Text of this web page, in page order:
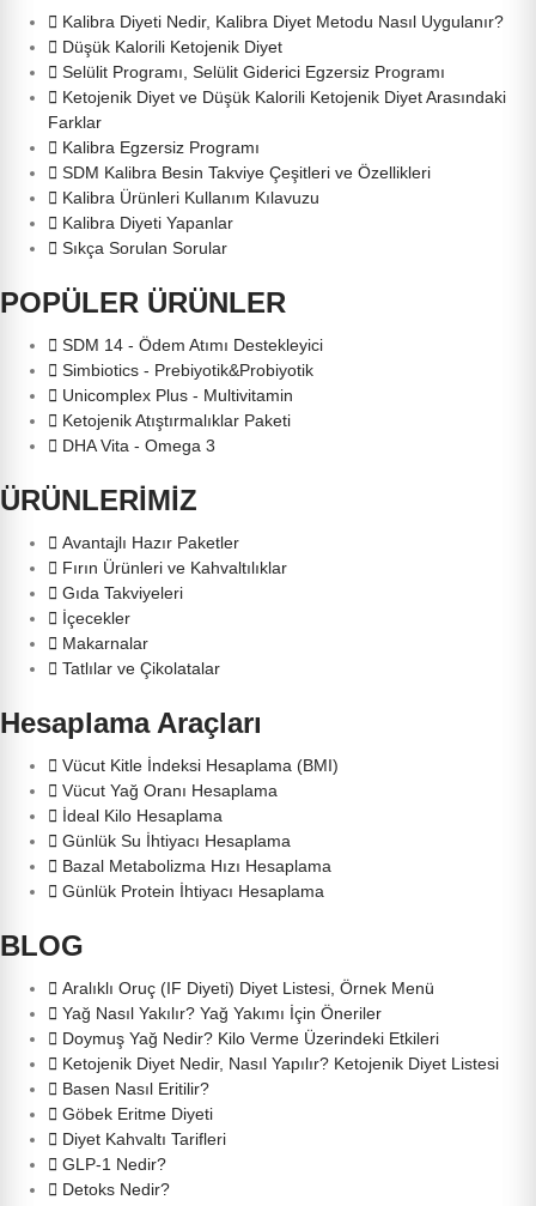
Kalibra Diyeti Nedir, Kalibra Diyet Metodu Nasıl Uygulanır?
Düşük Kalorili Ketojenik Diyet
Selülit Programı, Selülit Giderici Egzersiz Programı
Ketojenik Diyet ve Düşük Kalorili Ketojenik Diyet Arasındaki
Farklar
Kalibra Egzersiz Programı
SDM Kalibra Besin Takviye Çeşitleri ve Özellikleri
Kalibra Ürünleri Kullanım Kılavuzu
Kalibra Diyeti Yapanlar
Sıkça Sorulan Sorular
POPÜLER ÜRÜNLER
SDM 14 - Ödem Atımı Destekleyici
Simbiotics - Prebiyotik&Probiyotik
Unicomplex Plus - Multivitamin
Ketojenik Atıştırmalıklar Paketi
DHA Vita - Omega 3
ÜRÜNLERİMİZ
Avantajlı Hazır Paketler
Fırın Ürünleri ve Kahvaltılıklar
Gıda Takviyeleri
İçecekler
Makarnalar
Tatlılar ve Çikolatalar
Hesaplama Araçları
Vücut Kitle İndeksi Hesaplama (BMI)
Vücut Yağ Oranı Hesaplama
İdeal Kilo Hesaplama
Günlük Su İhtiyacı Hesaplama
Bazal Metabolizma Hızı Hesaplama
Günlük Protein İhtiyacı Hesaplama
BLOG
Aralıklı Oruç (IF Diyeti) Diyet Listesi, Örnek Menü
Yağ Nasıl Yakılır? Yağ Yakımı İçin Öneriler
Doymuş Yağ Nedir? Kilo Verme Üzerindeki Etkileri
Ketojenik Diyet Nedir, Nasıl Yapılır? Ketojenik Diyet Listesi
Basen Nasıl Eritilir?
Göbek Eritme Diyeti
Diyet Kahvaltı Tarifleri
GLP-1 Nedir?
Detoks Nedir?